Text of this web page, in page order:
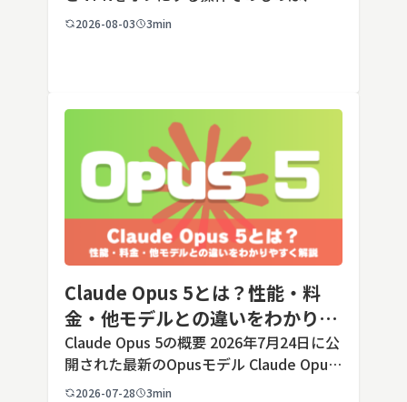
の端末でも数タップから数クリックで完了
2026-08-03 3min
Claude Opus 5とは？性能・料
金・他モデルとの違いをわかりや
すく解説
Claude Opus 5の概要 2026年7月24日に公
開された最新のOpusモデル Claude Opus
5は、米国のAI企業Anthropic（アンソロピ
2026-07-28 3min